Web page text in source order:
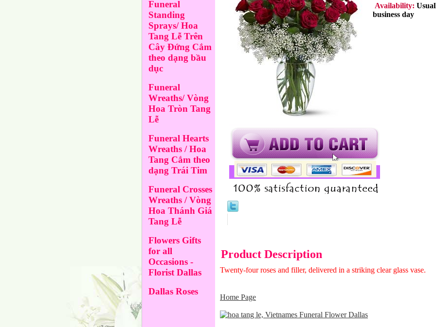
Availability:
business day
Product Description
Twenty-four roses and filler, delivered in a striking clear glass vase.
Home Page
Funeral
Standing
Sprays/ Hoa
Tang Lễ Trên
Cây Đứng Cắm
theo dạng bầu
dục
Funeral
Wreaths/ Vòng
Hoa Tròn Tang
Lễ
Funeral Hearts
Wreaths / Hoa
Tang Cắm theo
dạng Trái Tim
Funeral Crosses
Wreaths / Vòng
Hoa Thánh Giá
Tang Lễ
Flowers Gifts
for all
Occasions -
Florist Dallas
Dallas Roses